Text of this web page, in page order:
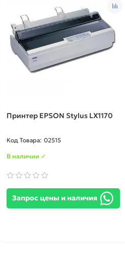
Поступления товаров 08.07.2026
08.07.2026 - Новое поступление
Принтер EPSON Stylus LX1170
02515
В наличии ✓
Запрос цены и наличия